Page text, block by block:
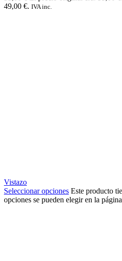
49,00 €. IVA inc.
Vistazo
Seleccionar opciones Este producto
opciones se pueden elegir en la